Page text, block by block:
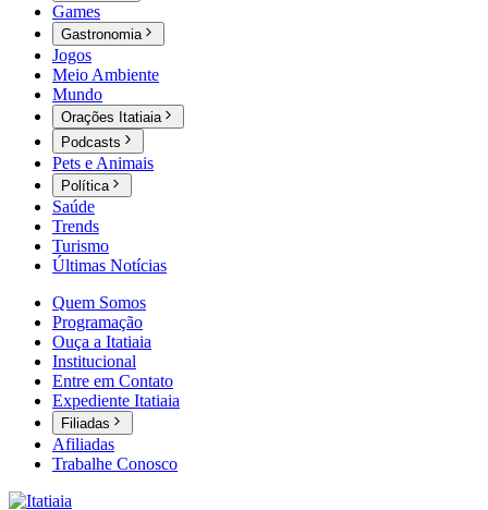
Games
Gastronomia
Jogos
Meio Ambiente
Mundo
Orações Itatiaia
Podcasts
Pets e Animais
Política
Saúde
Trends
Turismo
Últimas Notícias
Quem Somos
Programação
Ouça a Itatiaia
Institucional
Entre em Contato
Expediente Itatiaia
Filiadas
Afiliadas
Trabalhe Conosco